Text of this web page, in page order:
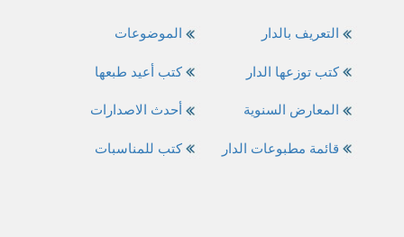
الموضوعات
كتب أعيد طبعها
أحدث الاصدارات
كتب للمناسبات
التعريف بالدار
كتب توزعها الدار
المعارض السنوية
قائمة مطبوعات الدار